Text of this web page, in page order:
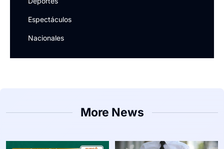
Espectáculos
Nacionales
More News